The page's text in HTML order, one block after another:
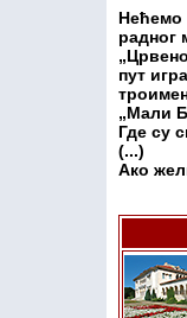
Нећемо
радног
пут
„Мали
Где су
(...)
Ако